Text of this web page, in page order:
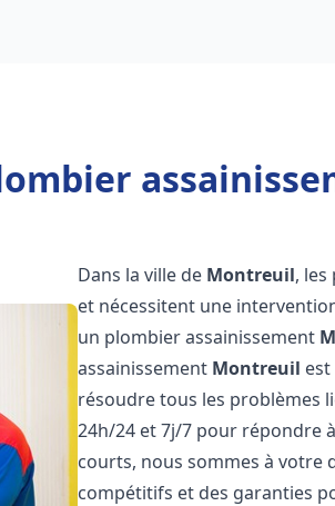
Dans la ville de Montreuil,
et nécessitent une
un plombier assainissement
assainissement Montreuil
résoudre tous les problèmes
24h/24 et 7j/7 pour répondre
courts, nous sommes à votre
compétitifs et des garanties